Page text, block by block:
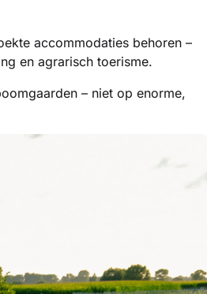
accommodaties behoren –
en agrarisch toerisme.
– niet op enorme,